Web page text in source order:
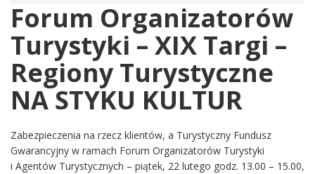
Forum Organizatorów
Turystyki – XIX Targi –
Regiony Turystyczne
NA STYKU KULTUR
Zabezpieczenia na rzecz klientów, a Turystyczny Fundusz
Gwarancyjny w ramach Forum Organizatorów Turystyki
i Agentów Turystycznych – piątek, 22 lutego godz. 13.00 – 15.00,